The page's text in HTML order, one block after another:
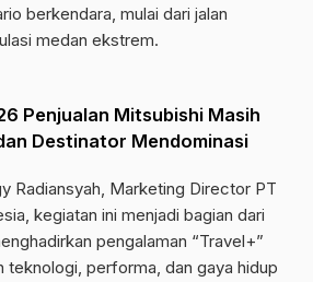
berkendara, mulai dari jalan
medan ekstrem.
Penjualan Mitsubishi Masih
Destinator Mendominasi
Radiansyah, Marketing Director PT
kegiatan ini menjadi bagian dari
pengalaman “Travel+”
teknologi, performa, dan gaya hidup